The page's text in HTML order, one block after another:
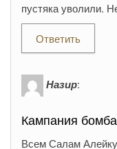
пустяка уволили.
Ответить
Назир:
Кампания бомба
Всем Салам